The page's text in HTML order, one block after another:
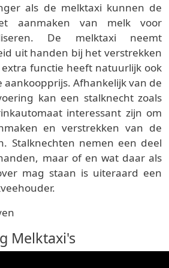
als de melktaxi kunnen de
aanmaken van melk voor
De melktaxi neemt
uit handen bij het verstrekken
functie heeft natuurlijk ook
aankoopprijs. Afhankelijk van de
kan een stalknecht zoals
interessant zijn om
en verstrekken van de
Stalknechten nemen een deel
maar of en wat daar als
mag staan is uiteraard een
Melktaxi's